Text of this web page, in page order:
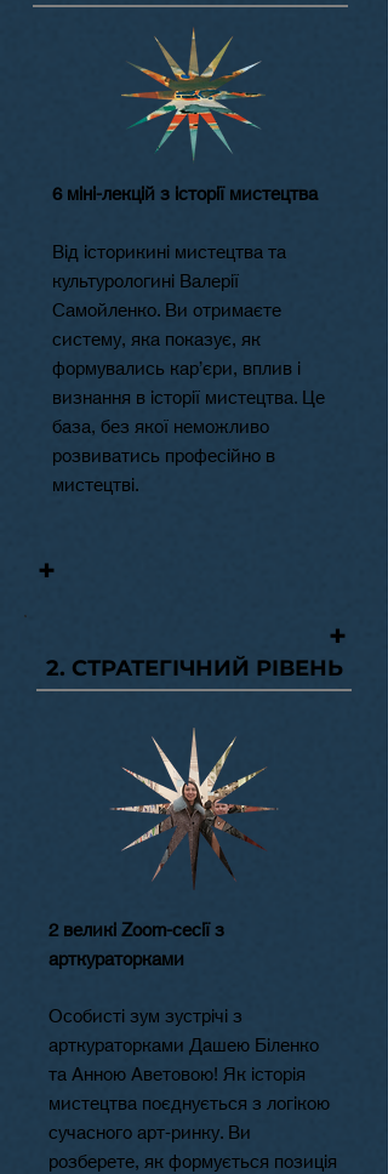
6 міні-лекцій з історії мистецтва
​Від історикині мистецтва та
культурологині Валерії
Самойленко. Ви отримаєте
систему, яка показує, як
формувались кар’єри, вплив і
визнання в історії мистецтва. Це
база, без якої неможливо
розвиватись професійно в
мистецтві.
+
2. СТРАТЕГІЧНИЙ РІВЕНЬ
+
2 великі Zoom-сесії з
арткураторками
Особисті зум зустрічі з
арткураторками Дашею Біленко
та Анною Аветовою! Як історія
мистецтва поєднується з логікою
сучасного арт-ринку. Ви
розберете, як формується позиція